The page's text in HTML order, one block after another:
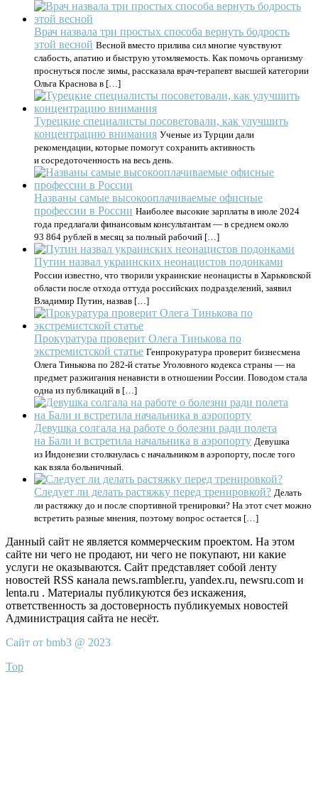
Врач назвала три простых способа вернуть бодрость
этой весной Весной вместо прилива сил многие чувствуют
слабость, апатию и быструю утомляемость. Как помочь организму
проснуться после зимы, рассказала врач-терапевт высшей категории
Ольга Краснова в […]
Турецкие специалисты посоветовали, как улучшить
концентрацию внимания Ученые из Турции дали
рекомендации, которые помогут сохранить активность
и сосредоточенность на весь день.
Названы самые высокооплачиваемые офисные
профессии в России Наиболее высокие зарплаты в июле 2024
года предлагали финансовым консультантам — в среднем около
93 864 рублей в месяц за полный рабочий […]
Путин назвал украинских неонацистов подонками
России известно, что творили украинские неонацисты в Харьковской
области после отхода оттуда российских подразделений, заявил
Владимир Путин, назвав […]
Прокуратура проверит Олега Тинькова по
экстремистской статье Генпрокуратура проверит бизнесмена
Олега Тинькова по 282-й статье Уголовного кодекса страны — на
предмет разжигания ненависти в отношении России. Поводом стала
одна из публикаций в […]
Девушка солгала на работе о болезни ради полета
на Бали и встретила начальника в аэропорту Девушка
из Индонезии столкнулась с начальником в аэропорту, после того
как взяла больничный.
Следует ли делать растяжку перед тренировкой? Делать
ли растяжку до и после спортивной тренировки? На этот счет можно
встретить разные мнения, поэтому вопрос остается […]
Данный сайт не является коммерческим проектом. На этом
сайте ни чего не продают, ни чего не покупают, ни какие
услуги не оказываются. Сайт представляет собой ленту
новостей RSS канала news.rambler.ru, yandex.ru, newsru.com и
lenta.ru . Материалы публикуются без искажения,
ответственность за достоверность публикуемых новостей
Администрация сайта не несёт.
Сайт от bmb3 @ 2023
Top